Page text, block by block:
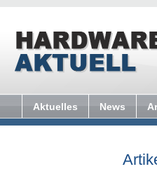
Aktuelles News